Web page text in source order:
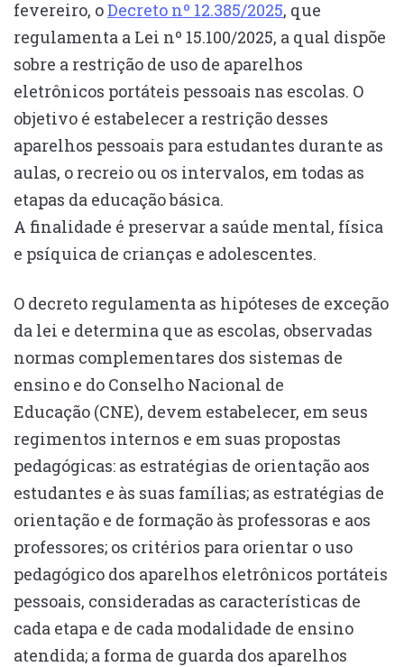
fevereiro, oDecreto nº 12.385/2025, que
regulamenta a Lei nº 15.100/2025, a qual dispõe
sobre a restrição de uso de aparelhos
eletrônicos portáteis pessoais nas escolas. O
objetivo é estabelecer a restrição desses
aparelhos pessoais para estudantes durante as
aulas, o recreio ou os intervalos, em todas as
etapas da educação básica.
A finalidade é preservar a saúde mental, física
e psíquica de crianças e adolescentes.
O decreto regulamenta as hipóteses de exceção
da lei e determina que as escolas, observadas
normas complementares dos sistemas de
ensino e do Conselho Nacional de
Educação (CNE), devem estabelecer, em seus
regimentos internos e em suas propostas
pedagógicas: as estratégias de orientação aos
estudantes e às suas famílias; as estratégias de
orientação e de formação às professoras e aos
professores; os critérios para orientar o uso
pedagógico dos aparelhos eletrônicos portáteis
pessoais, consideradas as características de
cada etapa e de cada modalidade de ensino
atendida; a forma de guarda dos aparelhos